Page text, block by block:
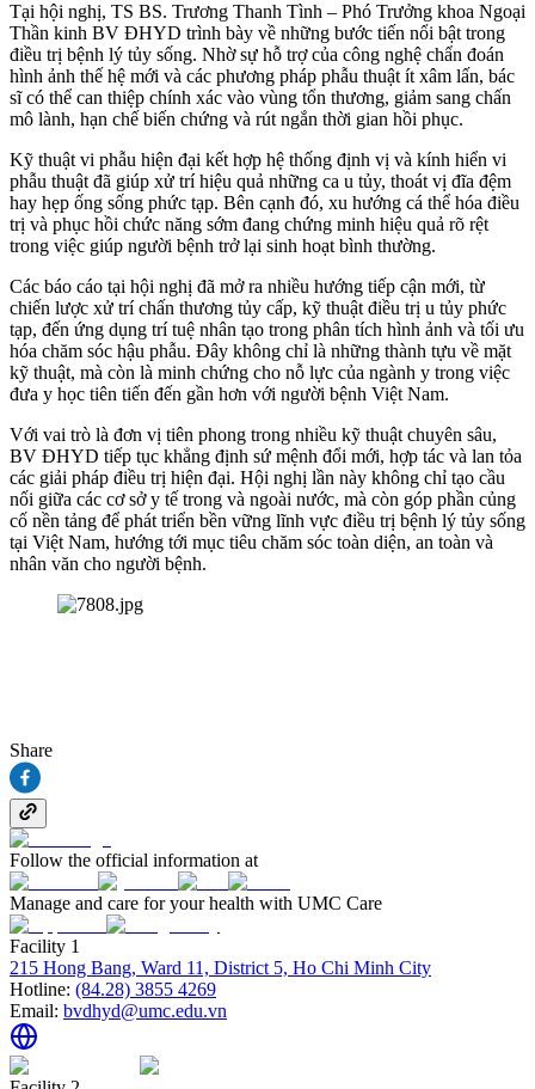
Tại hội nghị, TS BS. Trương Thanh Tình – Phó Trưởng khoa Ngoại
Thần kinh BV ĐHYD trình bày về những bước tiến nổi bật trong
điều trị bệnh lý tủy sống. Nhờ sự hỗ trợ của công nghệ chẩn đoán
hình ảnh thế hệ mới và các phương pháp phẫu thuật ít xâm lấn, bác
sĩ có thể can thiệp chính xác vào vùng tổn thương, giảm sang chấn
mô lành, hạn chế biến chứng và rút ngắn thời gian hồi phục.
Kỹ thuật vi phẫu hiện đại kết hợp hệ thống định vị và kính hiển vi
phẫu thuật đã giúp xử trí hiệu quả những ca u tủy, thoát vị đĩa đệm
hay hẹp ống sống phức tạp. Bên cạnh đó, xu hướng cá thể hóa điều
trị và phục hồi chức năng sớm đang chứng minh hiệu quả rõ rệt
trong việc giúp người bệnh trở lại sinh hoạt bình thường.
Các báo cáo tại hội nghị đã mở ra nhiều hướng tiếp cận mới, từ
chiến lược xử trí chấn thương tủy cấp, kỹ thuật điều trị u tủy phức
tạp, đến ứng dụng trí tuệ nhân tạo trong phân tích hình ảnh và tối ưu
hóa chăm sóc hậu phẫu. Đây không chỉ là những thành tựu về mặt
kỹ thuật, mà còn là minh chứng cho nỗ lực của ngành y trong việc
đưa y học tiên tiến đến gần hơn với người bệnh Việt Nam.
Với vai trò là đơn vị tiên phong trong nhiều kỹ thuật chuyên sâu,
BV ĐHYD tiếp tục khẳng định sứ mệnh đổi mới, hợp tác và lan tỏa
các giải pháp điều trị hiện đại. Hội nghị lần này không chỉ tạo cầu
nối giữa các cơ sở y tế trong và ngoài nước, mà còn góp phần củng
cố nền tảng để phát triển bền vững lĩnh vực điều trị bệnh lý tủy sống
tại Việt Nam, hướng tới mục tiêu chăm sóc toàn diện, an toàn và
nhân văn cho người bệnh.
Share
Follow the official information at
Manage and care for your health with UMC Care
Facility 1
215 Hong Bang, Ward 11, District 5, Ho Chi Minh City
Hotline: (84.28) 3855 4269
Email: bvdhyd@umc.edu.vn